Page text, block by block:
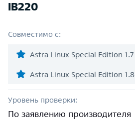
IB220
Совместимо с:
Astra Linux Special Edition 1.7
Astra Linux Special Edition 1.8
Уровень проверки:
По заявлению производителя